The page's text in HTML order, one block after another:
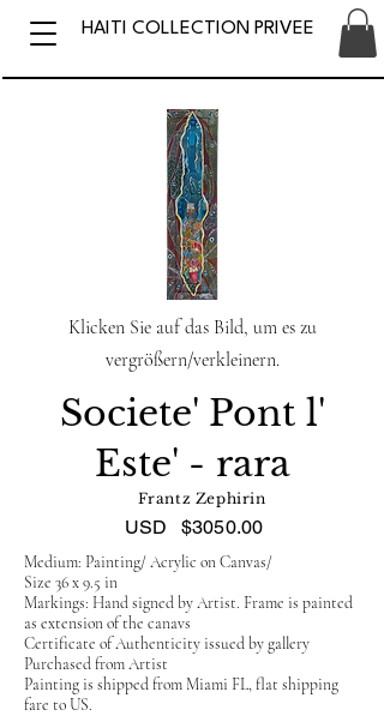
HAITI COLLECTION PRIVEE
Klicken Sie auf das Bild, um es zu
vergrößern/verkleinern.
Societe' Pont l'
Este' - rara
Frantz Zephirin
USD $3050.00
Medium: Painting/ Acrylic on Canvas/
Size 36 x 9.5 in
Markings: Hand signed by Artist. Frame is painted
as extension of the canavs
Certificate of Authenticity issued by gallery
Purchased from Artist
Painting is shipped from Miami FL, flat shipping
fare to US.